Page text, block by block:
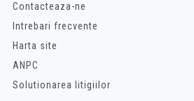
Contacteaza-ne
Intrebari frecvente
Harta site
ANPC
Solutionarea litigiilor